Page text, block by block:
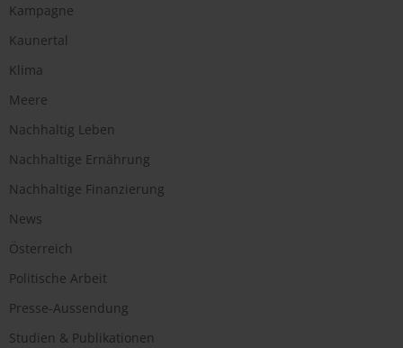
Kampagne
Kaunertal
Klima
Meere
Nachhaltig Leben
Nachhaltige Ernährung
Nachhaltige Finanzierung
News
Österreich
Politische Arbeit
Presse-Aussendung
Studien & Publikationen